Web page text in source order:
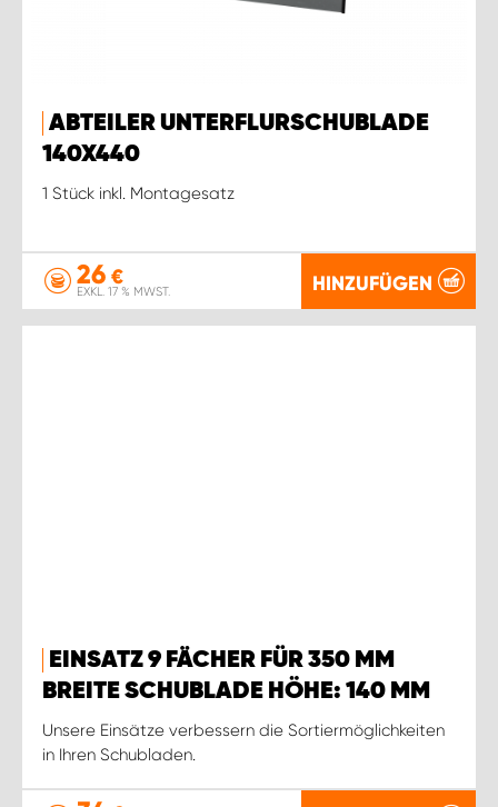
ABTEILER UNTERFLURSCHUBLADE
140X440
1 Stück inkl. Montagesatz
26 €
EXKL. 17 % MWST. HINZUFÜGEN
EINSATZ 9 FÄCHER FÜR 350 MM
BREITE SCHUBLADE HÖHE: 140 MM
Unsere Einsätze verbessern die Sortiermöglichkeiten
in Ihren Schubladen.